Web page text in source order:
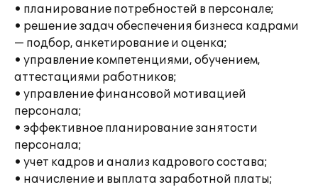
• планирование потребностей в персонале;
• решение задач обеспечения бизнеса кадрами
— подбор, анкетирование и оценка;
• управление компетенциями, обучением,
аттестациями работников;
• управление финансовой мотивацией
персонала;
• эффективное планирование занятости
персонала;
• учет кадров и анализ кадрового состава;
• начисление и выплата заработной платы;